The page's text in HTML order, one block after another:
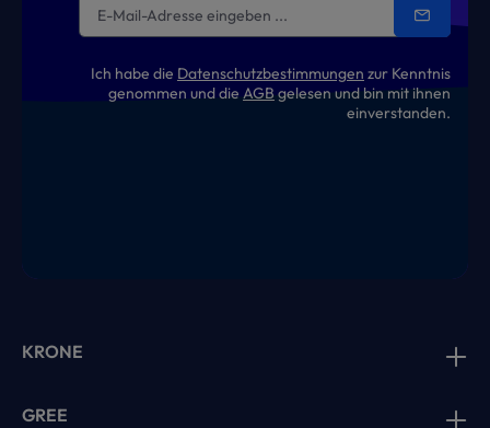
Ich habe die Datenschutzbestimmungen zur Kenntnis
genommen und die AGB gelesen und bin mit ihnen
einverstanden.
KRONE
GREE